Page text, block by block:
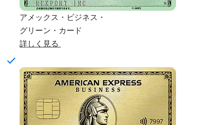
アメックス・ビジネス・
グリーン・カード
詳しく見る